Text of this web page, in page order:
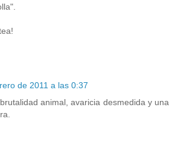
de 2011 a las 0:37
animal, avaricia desmedida y una